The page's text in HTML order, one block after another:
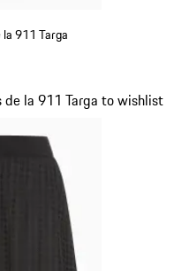
911 Targa
la 911 Targa to wishlist